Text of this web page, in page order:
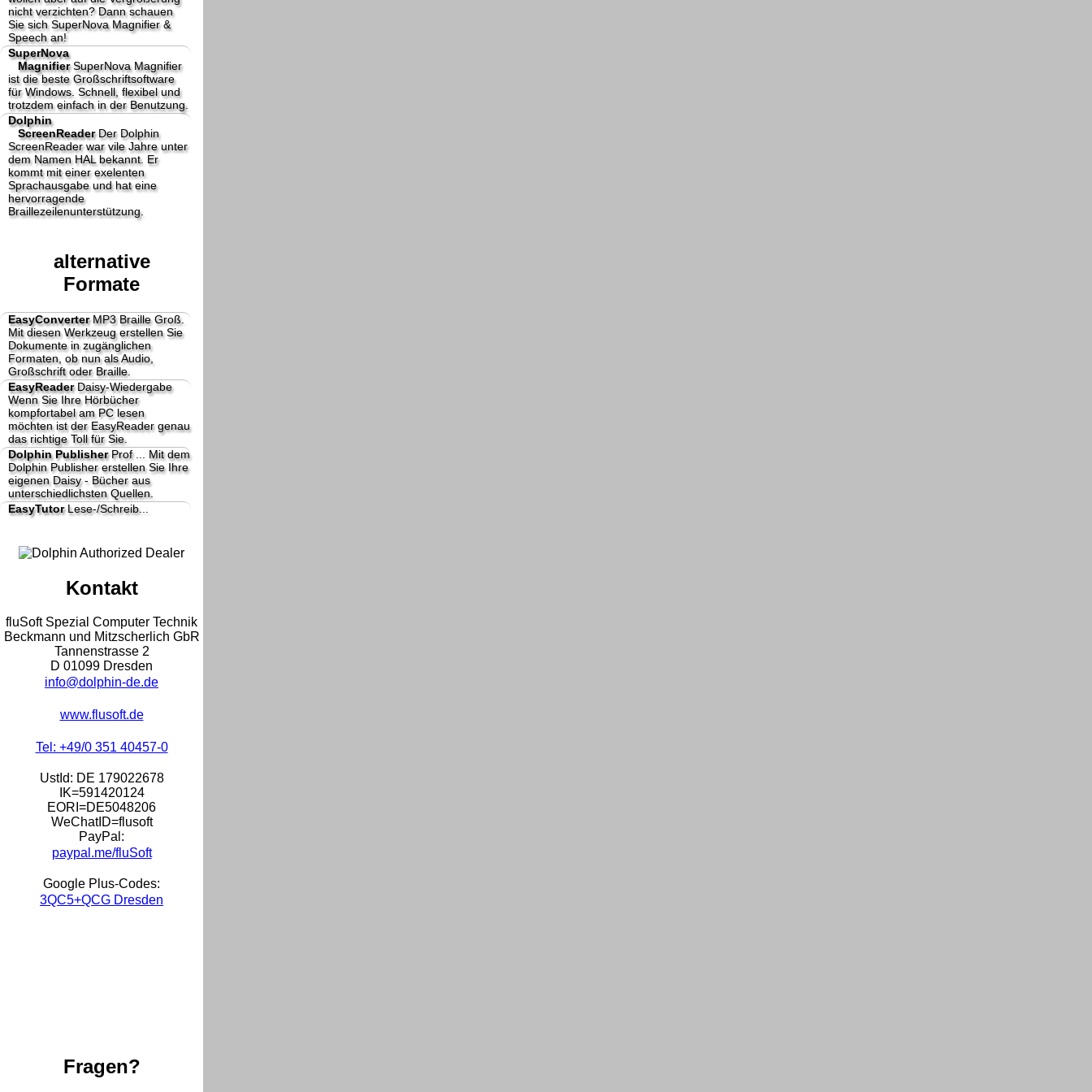
nicht verzichten? Dann schauen
Sie sich SuperNova Magnifier &
Speech an!
SuperNova
MagnifierSuperNova Magnifier
ist die beste Großschriftsoftware
für Windows. Schnell, flexibel und
trotzdem einfach in der Benutzung.
Dolphin
ScreenReaderDer Dolphin
ScreenReader war vile Jahre unter
dem Namen HAL bekannt. Er
kommt mit einer exelenten
Sprachausgabe und hat eine
hervorragende
Braillezeilenunterstützung.
alternative
Formate
EasyConverterMP3 Braille Groß.
Mit diesen Werkzeug erstellen Sie
Dokumente in zugänglichen
Formaten, ob nun als Audio,
Großschrift oder Braille.
EasyReaderDaisy-Wiedergabe
Wenn Sie Ihre Hörbücher
kompfortabel am PC lesen
möchten ist der EasyReader genau
das richtige Toll für Sie.
Dolphin PublisherProf ...
Mit dem
Dolphin Publisher erstellen Sie Ihre
eigenen Daisy - Bücher aus
unterschiedlichsten Quellen.
EasyTutorLese-/Schreib...
Kontakt
fluSoft Spezial Computer Technik
Beckmann und Mitzscherlich GbR
Tannenstrasse 2
D 01099 Dresden
info@dolphin-de.de
www.flusoft.de
Tel: +49/0 351 40457-0
UstId: DE 179022678
IK=591420124
EORI=DE5048206
WeChatID=flusoft
PayPal:
paypal.me/fluSoft
Google Plus-Codes:
3QC5+QCG Dresden
Fragen?